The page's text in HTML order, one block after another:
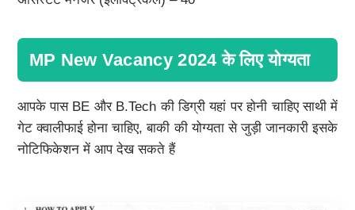
MP New Vacancy 2024 के लिए योग्यता
आपके पास BE और B.Tech की डिग्री यहां पर होनी चाहिए साथी में
गेट क्वालीफाई होना चाहिए, बाकी की योग्यता से जुड़ी जानकारी इसके
नोटिफिकेशन में आप देख सकते हैं